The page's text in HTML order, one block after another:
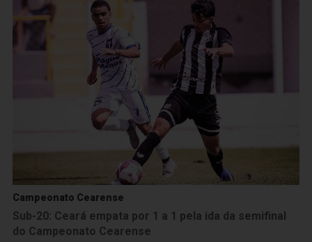
Campeonato Cearense
Sub-20: Ceará empata por 1 a 1 pela ida da semifinal
do Campeonato Cearense